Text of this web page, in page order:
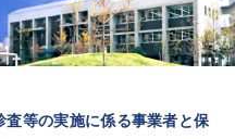
査等の実施に係る事業者と保